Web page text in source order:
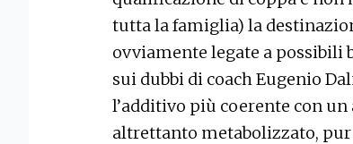
tutta la famiglia) la
ovviamente legate a possibili
sui dubbi di coach Eugenio
l’additivo più coerente con
altrettanto metabolizzato,